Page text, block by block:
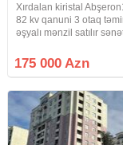
Xırdalan kiristal
82 kv qanuni 3 otaq
əşyalı mənzil satılır
175 000 Azn